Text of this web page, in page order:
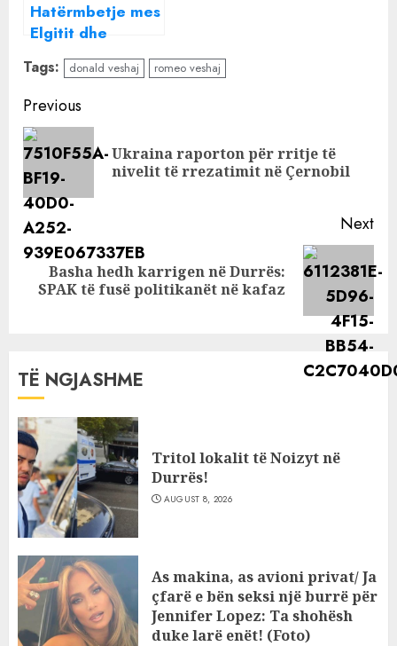
Hatërmbetje mes
Elgitit dhe
vëllezërve
Veshaj,
kantautori i quan
“tradhtarë”
Tags: donald veshaj romeo veshaj
Continue
Reading
Previous
Ukraina raporton për rritje të
nivelit të rrezatimit në Çernobil
Next
Next
post:
Basha hedh karrigen në Durrës:
SPAK të fusë politikanët në kafaz
TË NGJASHME
Tritol lokalit të Noizyt në
Durrës!
AUGUST 8, 2026
As makina, as avioni privat/ Ja
çfarë e bën seksi një burrë për
Jennifer Lopez: Ta shohësh
duke larë enët! (Foto)